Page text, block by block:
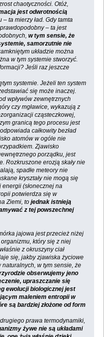
chaotyczności. Otóż,
jest odwrotnością
– ta mierzy ład. Gdy tamta
– ta jest
w tym sensie, że
samorzutnie nie
układzie można
w tym systemie stworzyć.
Jeśli raz jeszcze
systemie. Jeżeli ten system
się może inaczej.
wpływów zewnętrznych
czy mgławice, wykazują z
cząsteczkowej,
granicą tego procesu jest
całkowity bezład
atomów w ogóle nie
Zjawisko
porządku, jest
Rozkruszone erozją skały nie
spadłe meteory nie
kryształy nie mogą się
(słonecznej na
potwierdza się w
Ziemi, to jednak istnieją
z tej powszechnej
jajowa jest przecież niżej
który się z niej
z okruszyny ciał
się, jakby zjawiska życiowe
naturalnych, w tym sensie, że
obserwujemy jeno
upraszczanie się
ewolucji biologicznej jest
maleniem entropii w
są bardziej złożone od form
prawa termodynamiki,
żywe nie są układami